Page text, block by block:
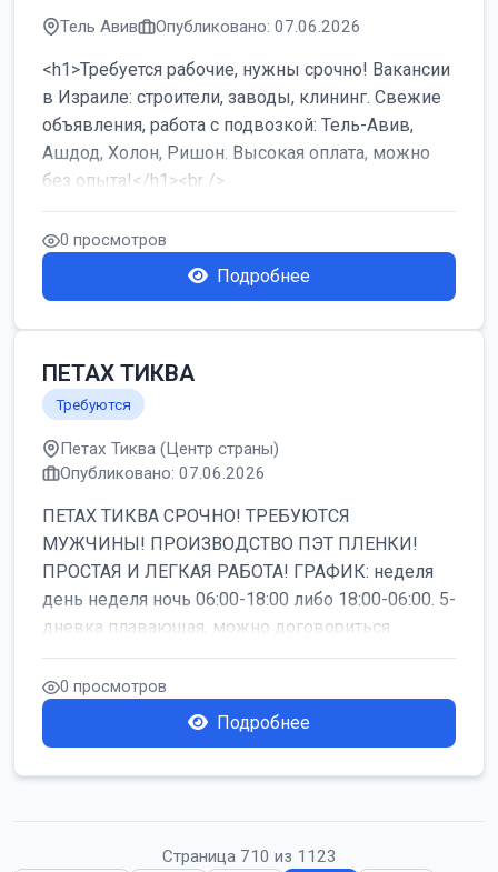
Тель Авив Опубликовано: 07.06.2026
<h1>Требуется рабочие, нужны срочно! Вакансии
в Израиле: строители, заводы, клининг. Свежие
объявления, работа с подвозкой: Тель-Авив,
Ашдод, Холон, Ришон. Высокая оплата, можно
без опыта!</h1><br />
...
0 просмотров
Подробнее
ПЕТАХ ТИКВА
Требуются
Петах Тиква (Центр страны)
Опубликовано: 07.06.2026
ПЕТАХ ТИКВА СРОЧНО! ТРЕБУЮТСЯ
МУЖЧИНЫ! ПРОИЗВОДСТВО ПЭТ ПЛЕНКИ!
ПРОСТАЯ И ЛЕГКАЯ РАБОТА! ГРАФИК: неделя
день неделя ночь 06:00-18:00 либо 18:00-06:00. 5-
дневка плавающая, можно договориться
работать б...
0 просмотров
Подробнее
Страница 710 из 1123